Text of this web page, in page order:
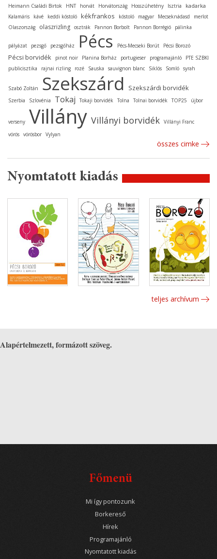
Heimann Családi Birtok
HNT horvát Horvátország Hosszúhetény Isztria kadarka
Kalamáris kávé keddi kóstoló kékfrankos kóstoló magyar Mecseknádasd
merlot
Olaszország
olaszrizling osztrák Pannon Borbolt Pannon Borrégió pálinka
pályázat pezsgő pezsgőház Pécs Pécs-Mecseki Borút Pécsi Borozó
Pécsi borvidék pinot noir Planina Borház portugieser programajánló
PTE SZBKI
publicisztika
rajnai rizling rozé Sauska sauvignon blanc Siklós Somló syrah
Szabó Zoltán Szekszárd Szekszárdi borvidék
Szerbia Szlovénia Tokaj Tokaji borvidék Tolna Tolnai borvidék TOP25 újbor
verseny Villány Villányi borvidék Villányi Franc
vörös vörösbor Vylyan
összes cimke
Nyomtatott kiadás
teljes archívum
Alapértelmezett, formázott szöveg.
Főmenü
Mi így pontozunk
Borkereső
Hírek
Programajánló
Nyomtatott kiadás